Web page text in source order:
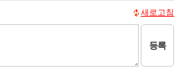
새로고침
등록